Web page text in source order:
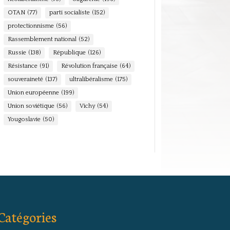
OTAN (77) parti socialiste (152)
protectionnisme (56)
Rassemblement national (52)
Russie (138) République (126)
Résistance (91) Révolution française (64)
souveraineté (137) ultralibéralisme (175)
Union européenne (199)
Union soviétique (56) Vichy (54)
Yougoslavie (50)